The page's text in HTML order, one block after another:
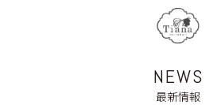
NEWS
最新情報